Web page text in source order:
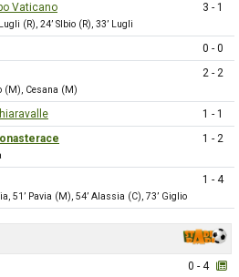
Vaticano
(R), 24’ SIbio (R), 33’ Lugli
3 - 1
0 - 0
(M), Cesana (M)
2 - 2
1 - 1
1 - 2
51’ Pavia (M), 54’ Alassia (C), 73’ Giglio
1 - 4
0 - 4